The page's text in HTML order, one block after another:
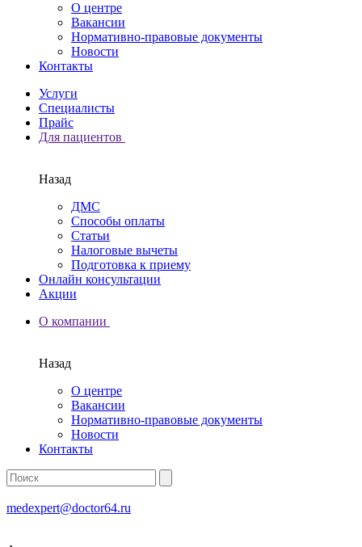
О центре
Вакансии
Нормативно-правовые документы
Новости
Контакты
Услуги
Специалисты
Прайс
Для пациентов
Назад
ДМС
Способы оплаты
Статьи
Налоговые вычеты
Подготовка к приему
Онлайн консультации
Акции
О компании
Назад
О центре
Вакансии
Нормативно-правовые документы
Новости
Контакты
medexpert@doctor64.ru